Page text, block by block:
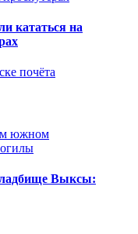
кататься на
Выксы: